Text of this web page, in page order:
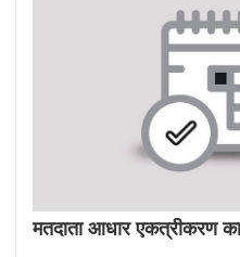
मतदाता आधार एकत्रीकरण